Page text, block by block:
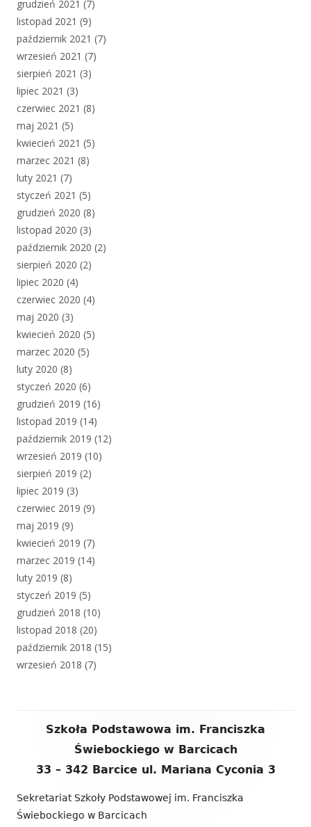
grudzień 2021 (7)
listopad 2021 (9)
październik 2021 (7)
wrzesień 2021 (7)
sierpień 2021 (3)
lipiec 2021 (3)
czerwiec 2021 (8)
maj 2021 (5)
kwiecień 2021 (5)
marzec 2021 (8)
luty 2021 (7)
styczeń 2021 (5)
grudzień 2020 (8)
listopad 2020 (3)
październik 2020 (2)
sierpień 2020 (2)
lipiec 2020 (4)
czerwiec 2020 (4)
maj 2020 (3)
kwiecień 2020 (5)
marzec 2020 (5)
luty 2020 (8)
styczeń 2020 (6)
grudzień 2019 (16)
listopad 2019 (14)
październik 2019 (12)
wrzesień 2019 (10)
sierpień 2019 (2)
lipiec 2019 (3)
czerwiec 2019 (9)
maj 2019 (9)
kwiecień 2019 (7)
marzec 2019 (14)
luty 2019 (8)
styczeń 2019 (5)
grudzień 2018 (10)
listopad 2018 (20)
październik 2018 (15)
wrzesień 2018 (7)
Zawartość
Szkoła Podstawowa im. Franciszka
Świebockiego w Barcicach
33 – 342 Barcice ul. Mariana Cyconia 3
Sekretariat Szkoły Podstawowej im. Franciszka
Świebockiego w Barcicach